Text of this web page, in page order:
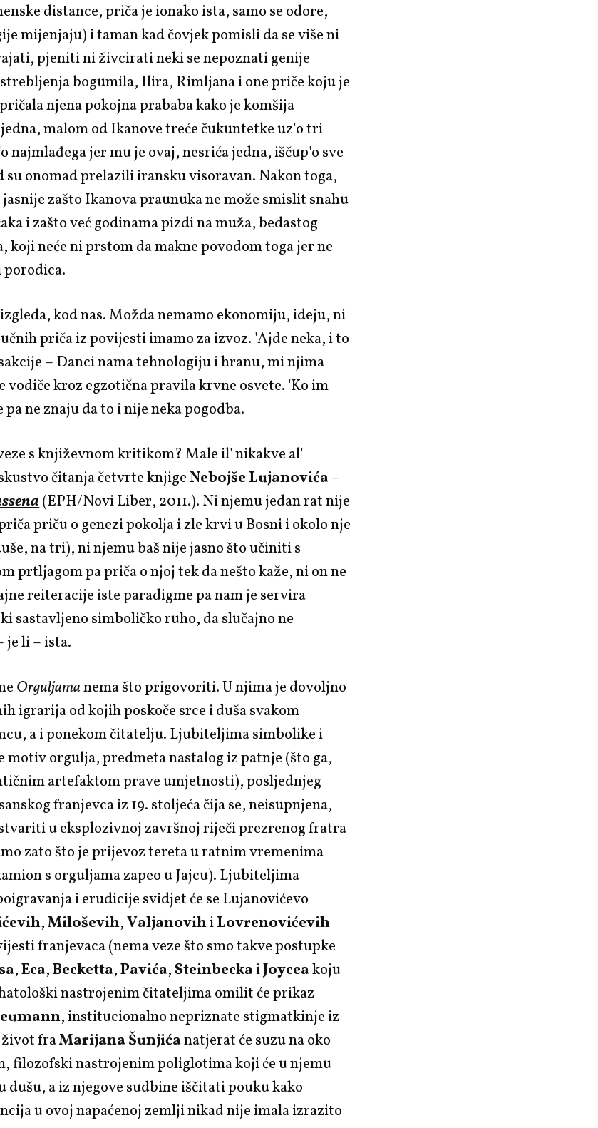
distance, priča je ionako ista, samo se odore,
mijenjaju) i taman kad čovjek pomisli da se više ni
pjeniti ni živcirati neki se nepoznati genije
bogumila, Ilira, Rimljana i one priče koju je
njena pokojna prababa kako je komšija
malom od Ikanove treće čukuntetke uz'o tri
najmlađega jer mu je ovaj, nesrića jedna, iščup'o sve
su onomad prelazili iransku visoravan. Nakon toga,
zašto Ikanova praunuka ne može smislit snahu
i zašto već godinama pizdi na muža, bedastog
koji neće ni prstom da makne povodom toga jer ne
porodica.
kod nas. Možda nemamo ekonomiju, ideju, ni
priča iz povijesti imamo za izvoz. 'Ajde neka, i to
– Danci nama tehnologiju i hranu, mi njima
kroz egzotična pravila krvne osvete. 'Ko im
ne znaju da to i nije neka pogodba.
s književnom kritikom? Male il' nikakve al'
čitanja četvrte knjige Nebojše Lujanovića–
(EPH/Novi Liber, 2011.). Ni njemu jedan rat nije
priču o genezi pokolja i zle krvi u Bosni i okolo nje
na tri), ni njemu baš nije jasno što učiniti s
prtljagom pa priča o njoj tek da nešto kaže, ni on ne
reiteracije iste paradigme pa nam je servira
sastavljeno simboličko ruho, da slučajno ne
je li – ista.
Orguljamanema što prigovoriti. U njima je dovoljno
igrarija od kojih poskoče srce i duša svakom
a i ponekom čitatelju. Ljubiteljima simbolike i
motiv orgulja, predmeta nastalog iz patnje (što ga,
artefaktom prave umjetnosti), posljednjeg
franjevca iz 19. stoljeća čija se, neisupnjena,
u eksplozivnoj završnoj riječi prezrenog fratra
zato što je prijevoz tereta u ratnim vremenima
s orguljama zapeo u Jajcu). Ljubiteljima
i erudicije svidjet će se Lujanovićevo
,Miloševih,ValjanovihiLovrenovićevih
franjevaca (nema veze što smo takve postupke
,Eca,Becketta,Pavića,SteinbeckaiJoyceakoju
nastrojenim čitateljima omilit će prikaz
, institucionalno nepriznate stigmatkinje iz
život fraMarijana Šunjićanatjerat će suzu na oko
filozofski nastrojenim poliglotima koji će u njemu
dušu, a iz njegove sudbine iščitati pouku kako
u ovoj napaćenoj zemlji nikad nije imala izrazito